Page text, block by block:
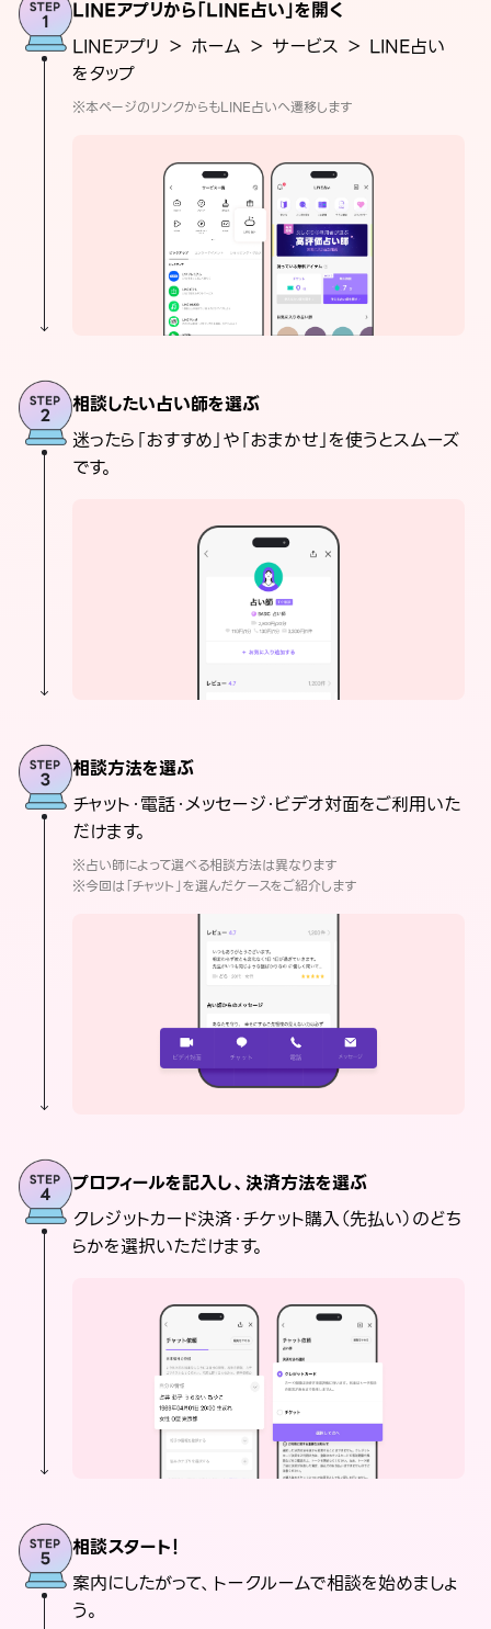
LINEアプリから「LINE占い」を開く
LINEアプリ ＞ ホーム ＞ サービス ＞ LINE占い
をタップ
※本ページのリンクからもLINE占いへ遷移します
相談したい占い師を選ぶ
迷ったら「おすすめ」や「おまかせ」を使うとスムーズ
です。
相談方法を選ぶ
チャット・電話・メッセージ・ビデオ対面をご利用いた
だけます。
※占い師によって選べる相談方法は異なります
※今回は「チャット」を選んだケースをご紹介します
プロフィールを記入し、決済方法を選ぶ
クレジットカード決済・チケット購入（先払い）のどち
らかを選択いただけます。
相談スタート！
案内にしたがって、トークルームで相談を始めましょ
う。